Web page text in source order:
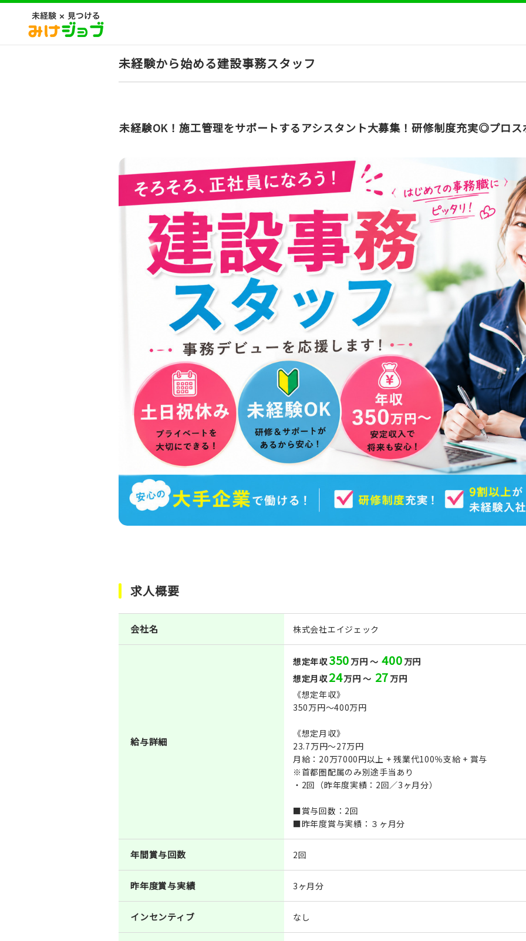
未経験から始める建設事務スタッフ
未経験OK！施工管理をサポートするアシスタント大募集！研修制度充実◎プロ
求人概要
会社名 株式会社エイジェック
給与詳細
想定年収350 万円 ～ 400 万円
想定月収24万円 ～ 27 万円
《想定年収》
350万円～400万円
《想定月収》
23.7万円～27万円
月給：20万7000円以上 + 残業代100％支給 + 賞与
※首都圏配属のみ別途手当あり
・2回（昨年度実績：2回／3ヶ月分）
■賞与回数：2回
■昨年度賞与実績：３ヶ月分
年間賞与回数 2回
昨年度賞与実績 3ヶ月分
インセンティブ なし